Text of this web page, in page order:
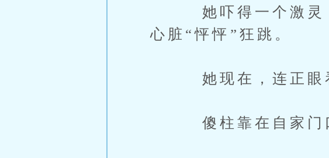
她吓得一个激灵，
心脏“怦怦”狂跳。
她现在，连正眼看
傻柱靠在自家门口